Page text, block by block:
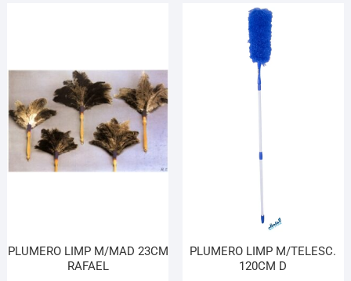
PLUMERO LIMP M/MAD 23CM
RAFAEL
PLUMERO LIMP M/TELESC.
120CM D